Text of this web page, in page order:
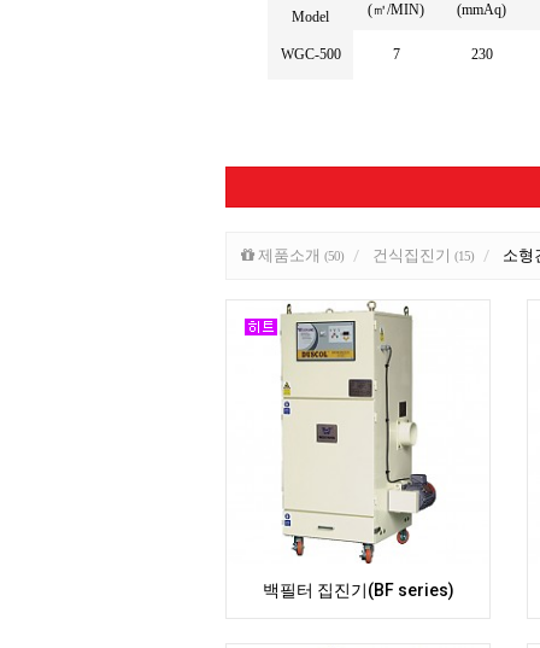
Model
(㎥/MIN)
(mmAq)
WGC-500 7 230
제품소개 (50) 건식집진기 (15) 소형
백필터 집진기(BF series)